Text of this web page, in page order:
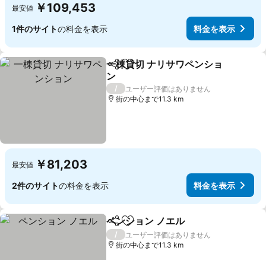
最安値 ￥109,453
1件のサイトの料金を表示 料金を表示
シェアお気に入りに追加
一棟貸切 ナリサワペンショ
ン
/
ユーザー評価はありません
街の中心まで11.3 km
最安値 ￥81,203
2件のサイトの料金を表示 料金を表示
シェアお気に入りに追加
ペンション ノエル
/
ユーザー評価はありません
街の中心まで11.3 km